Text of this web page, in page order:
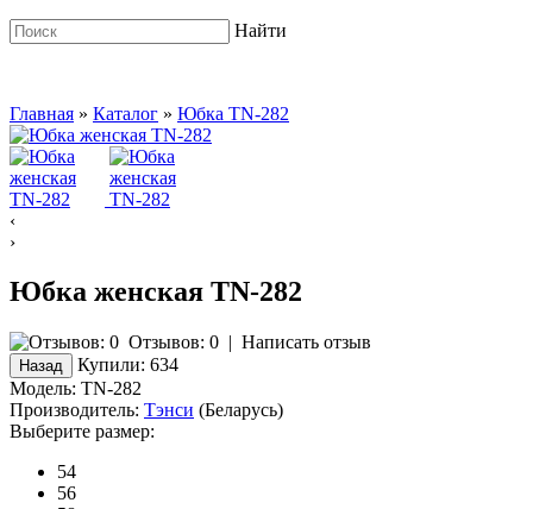
Найти
Главная » Каталог » Юбка TN-282
‹
›
Юбка женская TN-282
Отзывов: 0 | Написать отзыв
Купили: 634
Модель: TN-282
Производитель: Тэнси (Беларусь)
Выберите размер:
54
56